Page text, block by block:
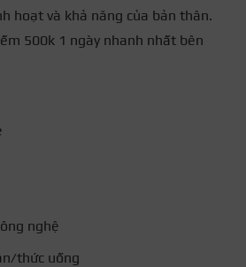
hoạt và khả năng của bản thân.
500k 1 ngày nhanh nhất bên
nghệ
thức uống